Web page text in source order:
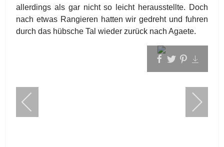
allerdings als gar nicht so leicht herausstellte. Doch
nach etwas Rangieren hatten wir gedreht und fuhren
durch das hübsche Tal wieder zurück nach Agaete.